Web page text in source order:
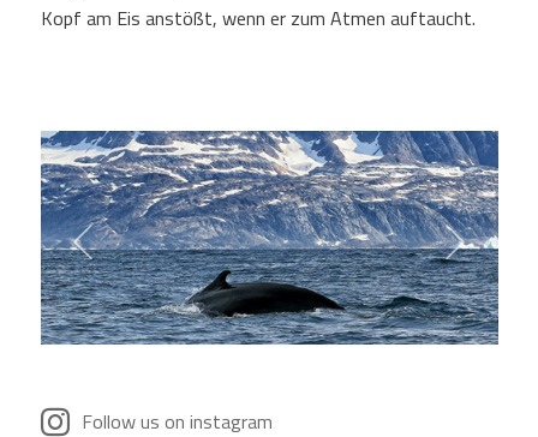
Kopf am Eis anstößt, wenn er zum Atmen auftaucht.
Follow us on instagram